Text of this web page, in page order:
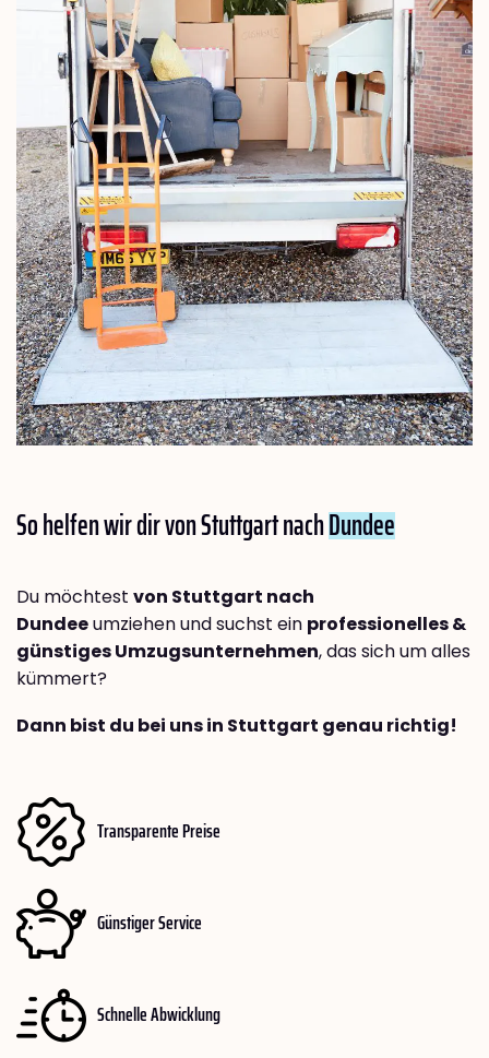
So helfen wir dir von Stuttgart nachDundee
Du möchtest von Stuttgart nach
Dundeeumziehen und suchst ein professionelles &
günstiges Umzugsunternehmen, das sich um alles
kümmert?
Dann bist du bei uns in Stuttgart genau richtig!
Transparente Preise
Günstiger Service
Schnelle Abwicklung